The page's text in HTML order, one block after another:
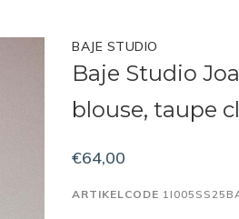
BAJE STUDIO
Baje Studio
blouse, taupe
€64,00
ARTIKELCODE